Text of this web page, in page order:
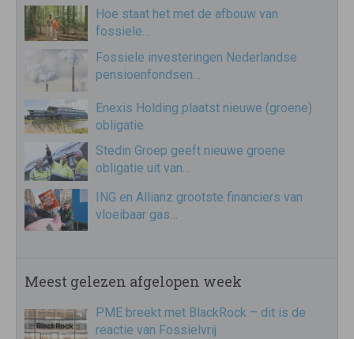
Hoe staat het met de afbouw van
fossiele…
Fossiele investeringen Nederlandse
pensioenfondsen…
Enexis Holding plaatst nieuwe (groene)
obligatie
Stedin Groep geeft nieuwe groene
obligatie uit van…
ING en Allianz grootste financiers van
vloeibaar gas…
Meest gelezen afgelopen week
PME breekt met BlackRock – dit is de
reactie van Fossielvrij